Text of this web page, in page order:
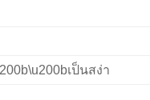
เป็นสง่า